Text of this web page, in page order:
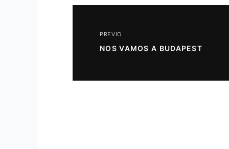
PREVIO
NOS VAMOS A BUDAPEST